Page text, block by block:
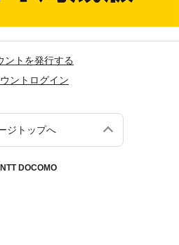
ントを発行する
ントログイン
ジトップへ
DOCOMO